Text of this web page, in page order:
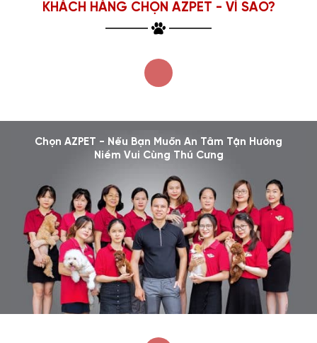
KHÁCH HÀNG CHỌN AZPET - VÌ SAO?
Chọn AZPET - Nếu Bạn Muốn An Tâm Tận Hưởng
Niềm Vui Cùng Thú Cưng